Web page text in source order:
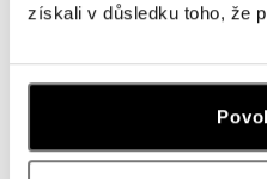
získali v důsledku toho, že
ALOve OC Eurovea,
HALADA OC Avion,